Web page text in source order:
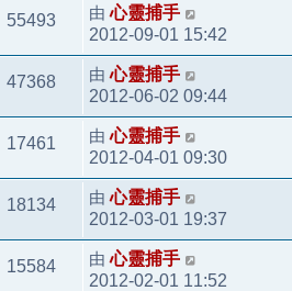
55493 由心靈捕手
2012-09-01 15:42
47368 由心靈捕手
2012-06-02 09:44
17461 由心靈捕手
2012-04-01 09:30
18134 由心靈捕手
2012-03-01 19:37
15584 由心靈捕手
2012-02-01 11:52